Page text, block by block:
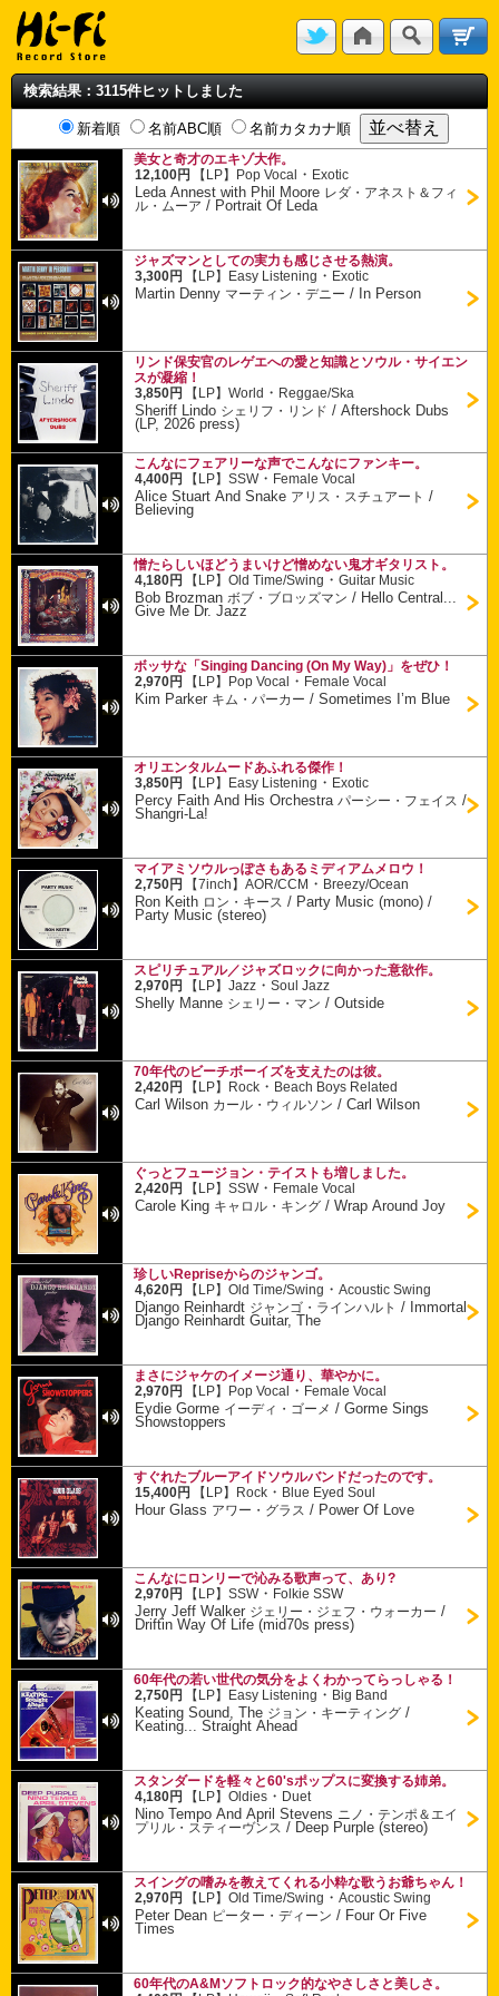
検索結果：3115件ヒットしました
新着順 名前ABC順 名前カタカナ順
美女と奇才のエキゾ大作。
12,100円
【LP】 Pop Vocal ・ Exotic
Leda Annest with Phil Moore レダ・アネスト＆フィ
ル・ムーア / Portrait Of Leda
ジャズマンとしての実力も感じさせる熱演。
3,300円
【LP】 Easy Listening ・ Exotic
Martin Denny マーティン・デニー / In Person
リンド保安官のレゲエへの愛と知識とソウル・サイエン
スが凝縮！
3,850円
【LP】World ・ Reggae/Ska
Sheriff Lindo シェリフ・リンド /Aftershock Dubs
(LP, 2026 press)
こんなにフェアリーな声でこんなにファンキー。
4,400円
【LP】SSW・ Female Vocal
Alice Stuart And Snake アリス・スチュアート /
Believing
憎たらしいほどうまいけど憎めない鬼才ギタリスト。
4,180円
【LP】Old Time/Swing ・Guitar Music
Bob Brozman ボブ・ブロッズマン / Hello Central...
Give Me Dr. Jazz
ボッサな「Singing Dancing (On My Way)」をぜひ！
2,970円
【LP】 Pop Vocal ・ Female Vocal
Kim Parker キム・パーカー /Sometimes I’m Blue
オリエンタルムードあふれる傑作！
3,850円
【LP】 Easy Listening ・ Exotic
Percy Faith And His Orchestra パーシー・フェイス /
Shangri-La!
マイアミソウルっぽさもあるミディアムメロウ！
2,750円
【7inch】AOR/CCM ・ Breezy/Ocean
Ron Keith ロン・キース / Party Music (mono) /
Party Music (stereo)
スピリチュアル／ジャズロックに向かった意欲作。
2,970円
【LP】Jazz ・Soul Jazz
Shelly Manne シェリー・マン /Outside
70年代のビーチボーイズを支えたのは彼。
2,420円
【LP】 Rock ・ Beach Boys Related
Carl Wilson カール・ウィルソン /Carl Wilson
ぐっとフュージョン・テイストも増しました。
2,420円
【LP】SSW・ Female Vocal
Carole King キャロル・キング /Wrap Around Joy
珍しいRepriseからのジャンゴ。
4,620円
【LP】Old Time/Swing ・Acoustic Swing
Django Reinhardt ジャンゴ・ラインハルト / Immortal
Django Reinhardt Guitar, The
まさにジャケのイメージ通り、華やかに。
2,970円
【LP】 Pop Vocal ・ Female Vocal
Eydie Gorme イーディ・ゴーメ /Gorme Sings
Showstoppers
すぐれたブルーアイドソウルバンドだったのです。
15,400円
【LP】 Rock ・ Blue Eyed Soul
Hour Glass アワー・グラス / Power Of Love
こんなにロンリーで沁みる歌声って、あり?
2,970円
【LP】SSW・ Folkie SSW
Jerry Jeff Walker ジェリー・ジェフ・ウォーカー /
Driftin Way Of Life (mid70s press)
60年代の若い世代の気分をよくわかってらっしゃる！
2,750円
【LP】 Easy Listening ・ Big Band
Keating Sound, The ジョン・キーティング /
Keating... Straight Ahead
スタンダードを軽々と60'sポップスに変換する姉弟。
4,180円
【LP】Oldies ・ Duet
Nino Tempo And April Stevens ニノ・テンポ＆エイ
プリル・スティーヴンス / Deep Purple (stereo)
スイングの嗜みを教えてくれる小粋な歌うお爺ちゃん！
2,970円
【LP】Old Time/Swing ・Acoustic Swing
Peter Dean ピーター・ディーン / Four Or Five
Times
60年代のA&Mソフトロック的なやさしさと美しさ。